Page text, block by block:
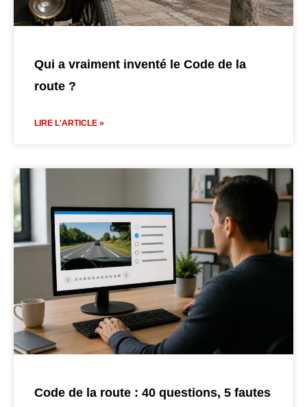
Qui a vraiment inventé le Code de la
route ?
LIRE L'ARTICLE »
Code de la route : 40 questions, 5 fautes